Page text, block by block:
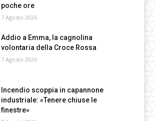
poche ore
7 Agosto 2026
Addio a Emma, la cagnolina
volontaria della Croce Rossa
7 Agosto 2026
Incendio scoppia in capannone
industriale: «Tenere chiuse le
finestre»